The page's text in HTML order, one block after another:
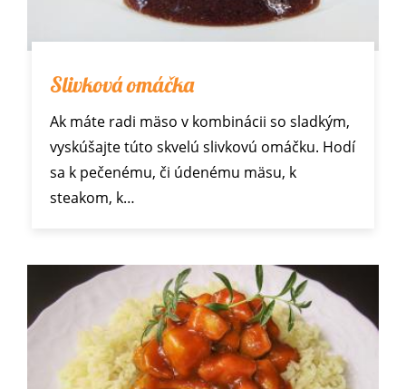
Slivková omáčka
Ak máte radi mäso v kombinácii so sladkým,
vyskúšajte túto skvelú slivkovú omáčku. Hodí
sa k pečenému, či údenému mäsu, k
steakom, k…